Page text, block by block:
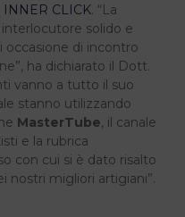
INNER CLICK. “La
solido e
di incontro
ha dichiarato il Dott.
vanno a tutto il suo
stanno utilizzando
MasterTube, il canale
e la rubrica
con cui si è dato risalto
nostri migliori artigiani”.